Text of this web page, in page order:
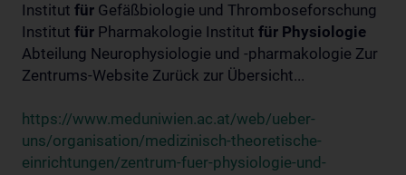
Institut für Gefäßbiologie und Thromboseforschung
Institut für Pharmakologie Institut für Physiologie
Abteilung Neurophysiologie und -pharmakologie Zur
Zentrums-Website Zurück zur Übersicht...
https://www.meduniwien.ac.at/web/ueber-
uns/organisation/medizinisch-theoretische-
einrichtungen/zentrum-fuer-physiologie-und-